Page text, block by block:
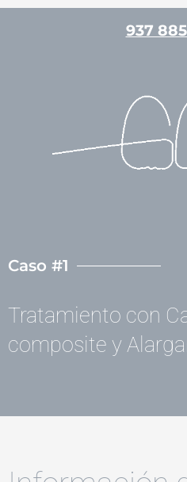
937
Estética
admin
Caso #1
Tratamiento con
composite y